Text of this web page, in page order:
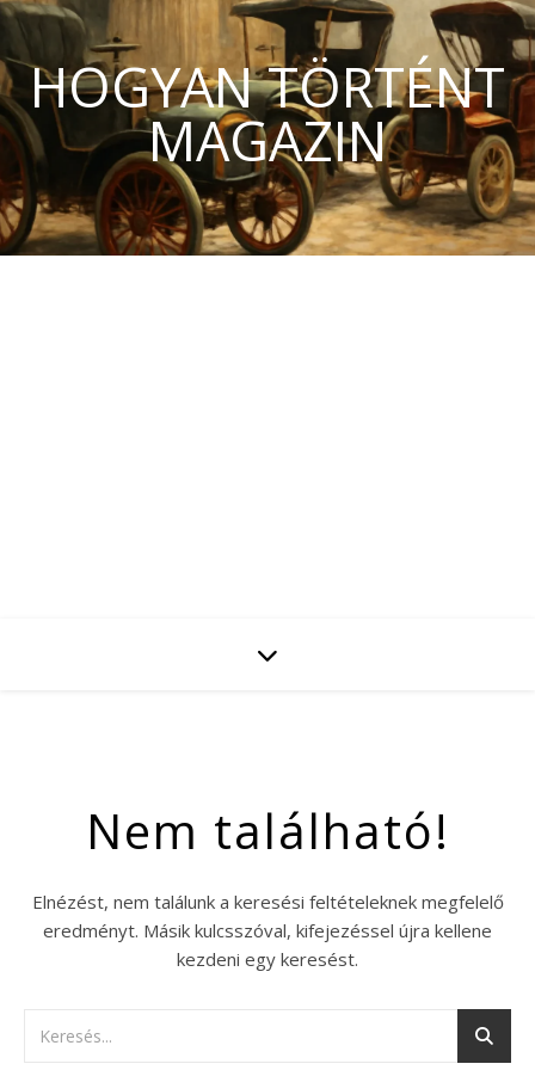
HOGYAN TÖRTÉNT
MAGAZIN
Nem található!
Elnézést, nem találunk a keresési feltételeknek megfelelő
eredményt. Másik kulcsszóval, kifejezéssel újra kellene
kezdeni egy keresést.